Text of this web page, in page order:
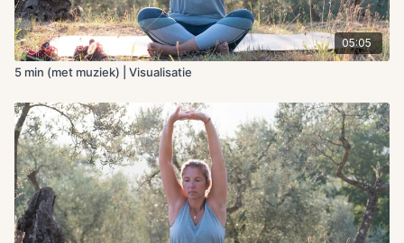
05:05
5 min (met muziek) | Visualisatie